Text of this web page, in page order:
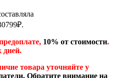
10% от стоимости.
дней.
товара уточняйте у
Обратите внимание на